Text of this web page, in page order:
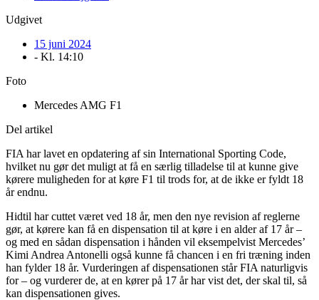
Udgivet
15 juni 2024
- Kl. 14:10
Foto
Mercedes AMG F1
Del artikel
FIA har lavet en opdatering af sin International Sporting Code,
hvilket nu gør det muligt at få en særlig tilladelse til at kunne give
kørere muligheden for at køre F1 til trods for, at de ikke er fyldt 18
år endnu.
Hidtil har cuttet været ved 18 år, men den nye revision af reglerne
gør, at kørere kan få en dispensation til at køre i en alder af 17 år –
og med en sådan dispensation i hånden vil eksempelvist Mercedes’
Kimi Andrea Antonelli også kunne få chancen i en fri træning inden
han fylder 18 år. Vurderingen af dispensationen står FIA naturligvis
for – og vurderer de, at en kører på 17 år har vist det, der skal til, så
kan dispensationen gives.